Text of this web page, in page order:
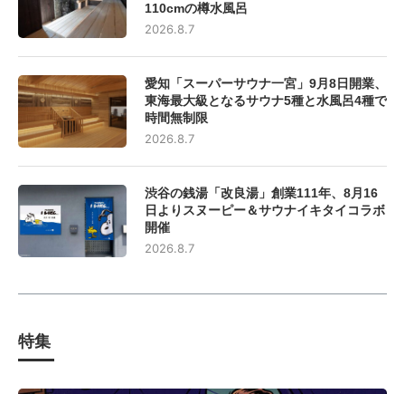
110cmの樽水風呂
2026.8.7
愛知「スーパーサウナ一宮」9月8日開業、
東海最大級となるサウナ5種と水風呂4種で
時間無制限
2026.8.7
渋谷の銭湯「改良湯」創業111年、8月16
日よりスヌーピー＆サウナイキタイコラボ
開催
2026.8.7
特集